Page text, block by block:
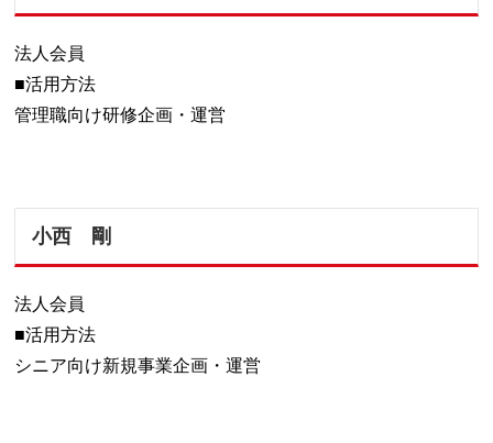
法人会員
■活用方法
管理職向け研修企画・運営
小西 剛
法人会員
■活用方法
シニア向け新規事業企画・運営